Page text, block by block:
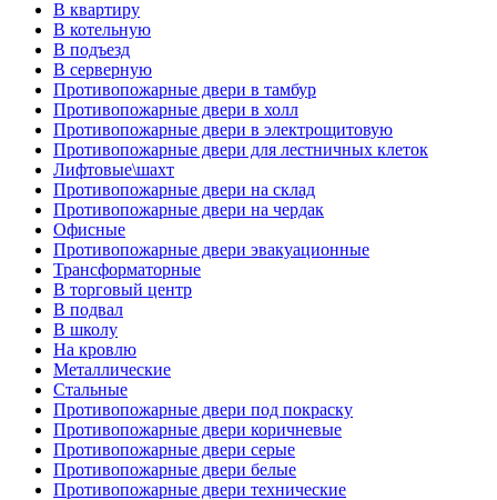
В квартиру
В котельную
В подъезд
В серверную
Противопожарные двери в тамбур
Противопожарные двери в холл
Противопожарные двери в электрощитовую
Противопожарные двери для лестничных клеток
Лифтовые\шахт
Противопожарные двери на склад
Противопожарные двери на чердак
Офисные
Противопожарные двери эвакуационные
Трансформаторные
В торговый центр
В подвал
В школу
На кровлю
Металлические
Стальные
Противопожарные двери под покраску
Противопожарные двери коричневые
Противопожарные двери серые
Противопожарные двери белые
Противопожарные двери технические